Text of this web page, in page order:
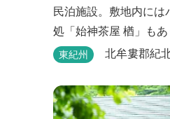
民泊施設。敷地内に
処「始神茶屋 楢」もあ
東紀州 北牟婁郡紀